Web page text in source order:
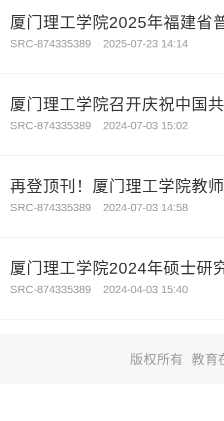
厦门理工学院2025年福建省
SRC-874335389 2025-07-23 14:14
厦门理工学院召开庆祝中国
SRC-874335389 2024-07-03 15:02
再登顶刊！厦门理工学院教
SRC-874335389 2024-07-03 14:58
厦门理工学院2024年硕士研
SRC-874335389 2024-04-03 15:40
版权所有 教育